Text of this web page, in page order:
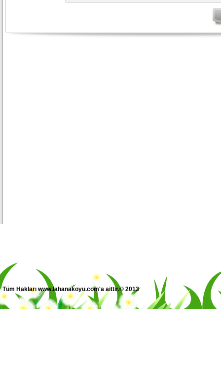
Tüm Hakları www.lahanakoyu.com'a aittir.© 2013